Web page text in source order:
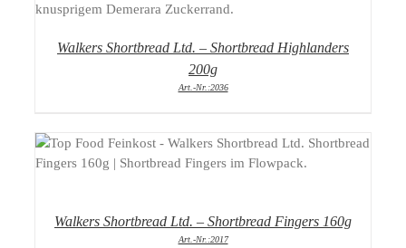
Walkers Shortbread Ltd. – Shortbread Highlanders
200g
Art.-Nr.:2036
DETAILS
Walkers Shortbread Ltd. – Shortbread Fingers 160g
Art.-Nr.:2017